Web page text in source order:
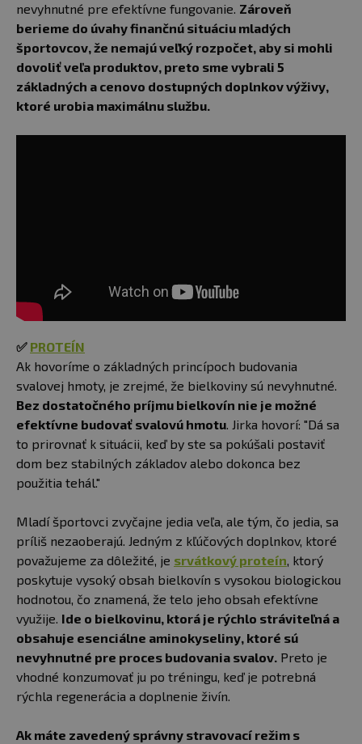
nevyhnutné pre efektívne fungovanie. Zároveň
berieme do úvahy finančnú situáciu mladých
športovcov, že nemajú veľký rozpočet, aby si mohli
dovoliť veľa produktov, preto sme vybrali 5
základných a cenovo dostupných doplnkov výživy,
ktoré urobia maximálnu službu.
✅ PROTEÍN
Ak hovoríme o základných princípoch budovania
svalovej hmoty, je zrejmé, že bielkoviny sú nevyhnutné.
Bez dostatočného príjmu bielkovín nie je možné
efektívne budovať svalovú hmotu . Jirka hovorí: "Dá sa
to prirovnať k situácii, keď by ste sa pokúšali postaviť
dom bez stabilných základov alebo dokonca bez
použitia tehál."
Mladí športovci zvyčajne jedia veľa, ale tým, čo jedia, sa
príliš nezaoberajú. Jedným z kľúčových doplnkov, ktoré
považujeme za dôležité, je srvátkový proteín , ktorý
poskytuje vysoký obsah bielkovín s vysokou biologickou
hodnotou, čo znamená, že telo jeho obsah efektívne
využije. Ide o bielkovinu, ktorá je rýchlo stráviteľná a
obsahuje esenciálne aminokyseliny, ktoré sú
nevyhnutné pre proces budovania svalov. Preto je
vhodné konzumovať ju po tréningu, keď je potrebná
rýchla regenerácia a doplnenie živín.
Ak máte zavedený správny stravovací režim s